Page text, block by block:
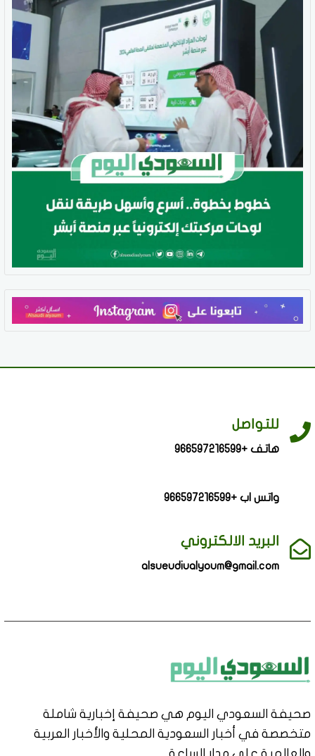
للتواصل
هاتف +966597216599
واتس اب +966597216599
البريد الالكتروني
alsueudiualyoum@gmail.com
صحيفة السعودي اليوم هي صحيفة إخبارية شاملة
متخصصة في أخبار السعودية المحلية والأخبار العربية